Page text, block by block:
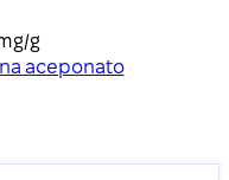
g
aceponato